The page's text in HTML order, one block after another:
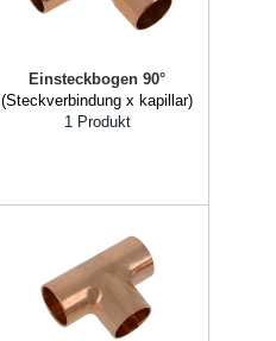
Einsteckbogen 90°
(Steckverbindung x kapillar)
1 Produkt